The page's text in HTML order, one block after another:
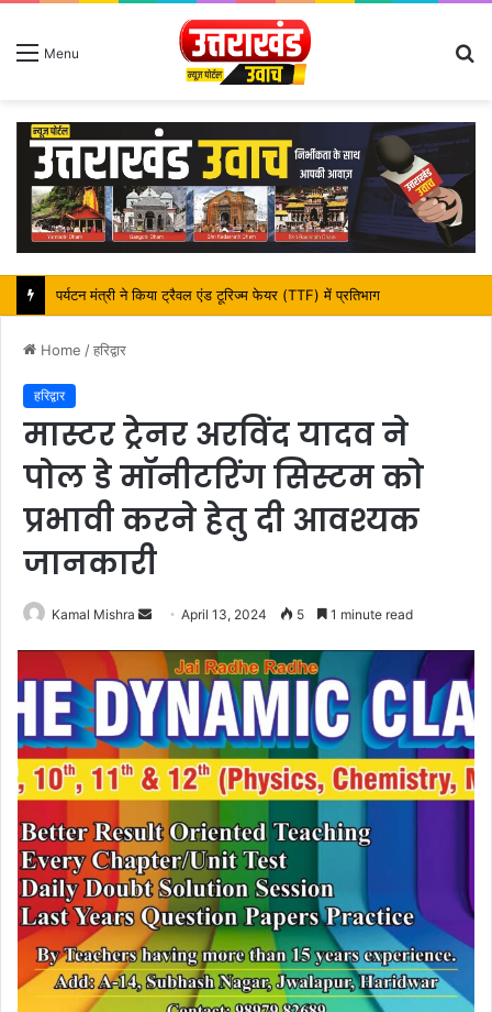
Menu
महापौर शंभू पासवान के जन्मदिवस पर क्षेत्र में विकास की सौगात
Home /हरिद्वार
हरिद्वार
मास्टर ट्रेनर अरविंद यादव ने
पोल डे मॉनीटरिंग सिस्टम को
प्रभावी करने हेतु दी आवश्यक
जानकारी
Kamal Mishra
Send
email
April 13, 2024 5 1 minute read